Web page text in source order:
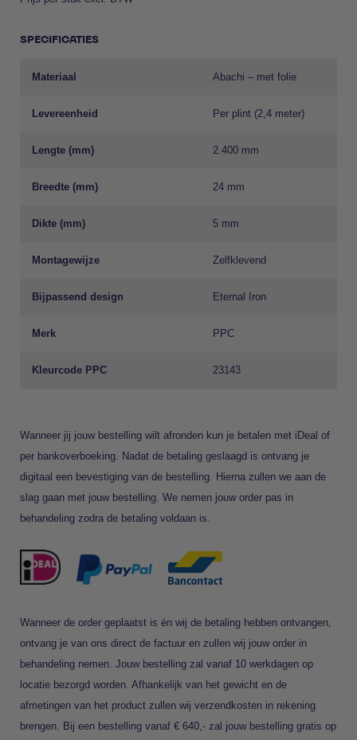
SPECIFICATIES
Materiaal Abachi – met folie
Levereenheid Per plint (2,4 meter)
Lengte (mm) 2.400 mm
Breedte (mm) 24 mm
Dikte (mm) 5 mm
Montagewijze Zelfklevend
Bijpassend design Eternal Iron
Merk PPC
Kleurcode PPC 23143
Wanneer jij jouw bestelling wilt afronden kun je betalen met iDeal of
per bankoverboeking. Nadat de betaling geslaagd is ontvang je
digitaal een bevestiging van de bestelling. Hierna zullen we aan de
slag gaan met jouw bestelling. We nemen jouw order pas in
behandeling zodra de betaling voldaan is.
Wanneer de order geplaatst is én wij de betaling hebben ontvangen,
ontvang je van ons direct de factuur en zullen wij jouw order in
behandeling nemen. Jouw bestelling zal vanaf 10 werkdagen op
locatie bezorgd worden. Afhankelijk van het gewicht en de
afmetingen van het product zullen wij verzendkosten in rekening
brengen. Bij een bestelling vanaf € 640,- zal jouw bestelling gratis op